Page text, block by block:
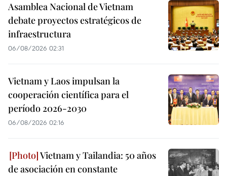
Asamblea Nacional de Vietnam
debate proyectos estratégicos de
infraestructura
06/08/2026 02:31
Vietnam y Laos impulsan la
cooperación científica para el
período 2026-2030
06/08/2026 02:16
Vietnam y Tailandia: 50 años
de asociación en constante